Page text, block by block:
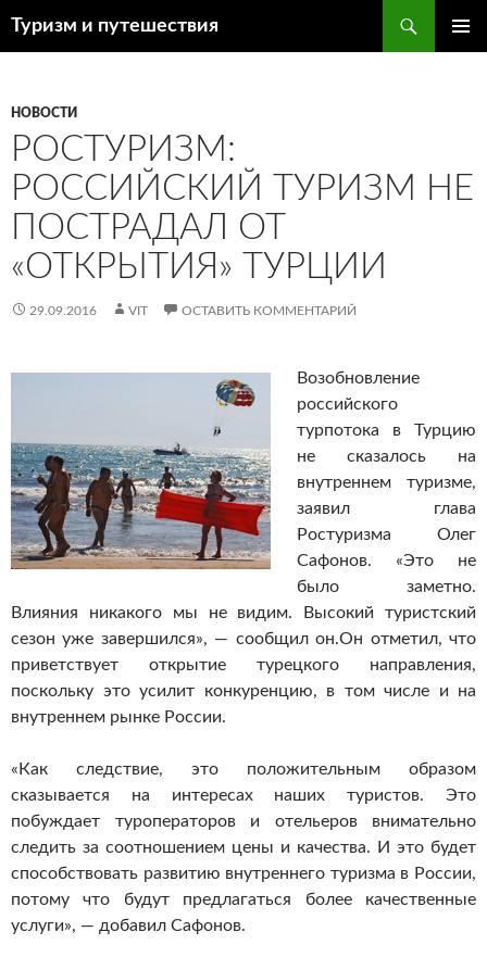
Туризм и путешествия
НОВОСТИ
РОСТУРИЗМ:
РОССИЙСКИЙ ТУРИЗМ НЕ
ПОСТРАДАЛ ОТ
«ОТКРЫТИЯ» ТУРЦИИ
29.09.2016 VIT ОСТАВИТЬ КОММЕНТАРИЙ
Возобновление
российского
турпотока в Турцию
не сказалось на
внутреннем туризме,
заявил глава
Ростуризма Олег
Сафонов. «Это не
было заметно.
Влияния никакого мы не видим. Высокий туристский
сезон уже завершился», — сообщил он.Он отметил, что
приветствует открытие турецкого направления,
поскольку это усилит конкуренцию, в том числе и на
внутреннем рынке России.
«Как следствие, это положительным образом
сказывается на интересах наших туристов. Это
побуждает туроператоров и отельеров внимательно
следить за соотношением цены и качества. И это будет
способствовать развитию внутреннего туризма в России,
потому что будут предлагаться более качественные
услуги», — добавил Сафонов.